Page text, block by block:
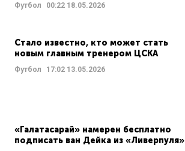
Футбол 00:22 18.05.2026
Стало известно, кто может стать
новым главным тренером ЦСКА
Футбол 17:02 13.05.2026
«Галатасарай» намерен бесплатно
подписать ван Дейка из «Ливерпуля»